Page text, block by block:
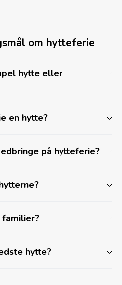
om hytteferie
hytte eller
en hytte?
på hytteferie?
hytte?